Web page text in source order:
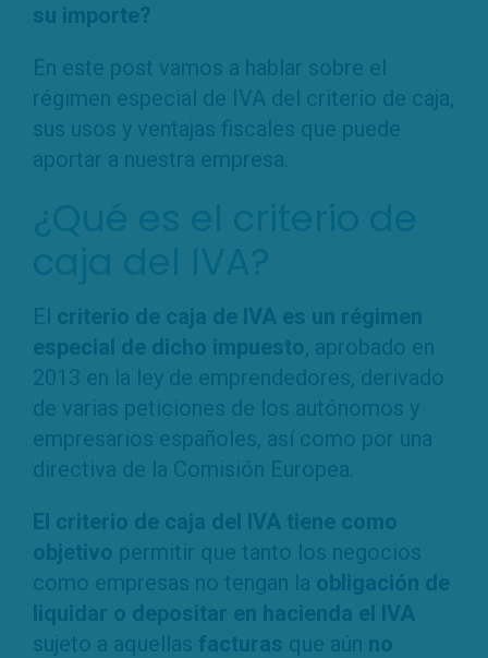
su importe?
En este post vamos a hablar sobre el
régimen especial de IVA del criterio de caja,
sus usos y ventajas fiscales que puede
aportar a nuestra empresa.
El criterio de caja de IVA es un régimen
especial de dicho impuesto, aprobado en
2013 en la ley de emprendedores, derivado
de varias peticiones de los autónomos y
empresarios españoles, así como por una
directiva de la Comisión Europea.
El criterio de caja del IVA tiene como
objetivo permitir que tanto los negocios
como empresas no tengan la obligación de
liquidar o depositar en hacienda el IVA
sujeto a aquellas facturas que aún no